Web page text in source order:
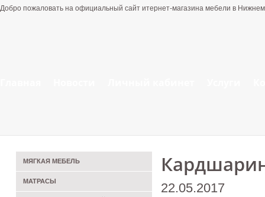
Добро пожаловать на официальный сайт итернет-магазина мебели в
22.05.2017
МЯГКАЯ МЕБЕЛЬ
МАТРАСЫ